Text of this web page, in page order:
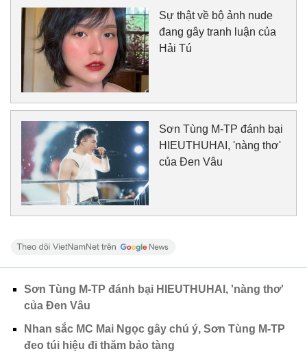
Sự thật về bộ ảnh nude
đang gây tranh luận của
Hải Tú
Sơn Tùng M-TP đánh bại
HIEUTHUHAI, 'nàng thơ'
của Đen Vâu
Sơn Tùng M-TP đánh bại HIEUTHUHAI, 'nàng thơ'
của Đen Vâu
Nhan sắc MC Mai Ngọc gây chú ý, Sơn Tùng M-TP
đeo túi hiệu đi thăm bảo tàng